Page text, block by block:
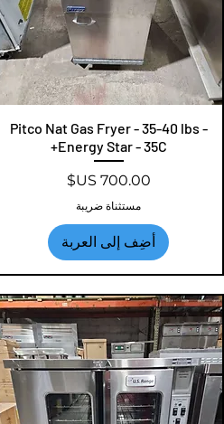
العرض السريع
Pitco Nat Gas Fryer - 35-40 lbs -
Energy Star - 35C+
السعر
مستثناة ضريبة
أضِف إلى العربة